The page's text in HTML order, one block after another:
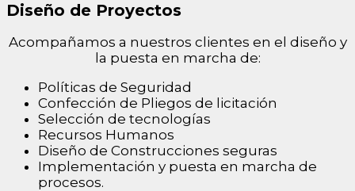
Diseño de Proyectos
Acompañamos a nuestros clientes en el diseño y
la puesta en marcha de:
Políticas de Seguridad
Confección de Pliegos de licitación
Selección de tecnologías
Recursos Humanos
Diseño de Construcciones seguras
Implementación y puesta en marcha de
procesos.